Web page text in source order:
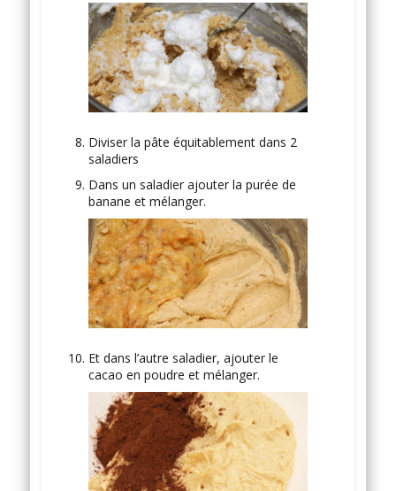
Diviser la pâte équitablement dans 2
saladiers
Dans un saladier ajouter la purée de
banane et mélanger.
Et dans l’autre saladier, ajouter le
cacao en poudre et mélanger.